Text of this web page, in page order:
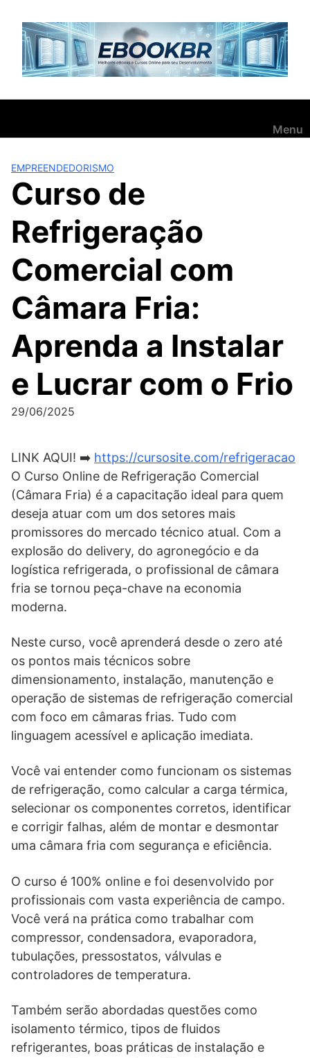
para
conteúdo
Menu
EMPREENDEDORISMO
Curso de
Refrigeração
Comercial com
Câmara Fria:
Aprenda a Instalar
e Lucrar com o Frio
29/06/2025
LINK AQUI! ➡️ https://cursosite.com/refrigeracao
O Curso Online de Refrigeração Comercial
(Câmara Fria) é a capacitação ideal para quem
deseja atuar com um dos setores mais
promissores do mercado técnico atual. Com a
explosão do delivery, do agronegócio e da
logística refrigerada, o profissional de câmara
fria se tornou peça-chave na economia
moderna.
Neste curso, você aprenderá desde o zero até
os pontos mais técnicos sobre
dimensionamento, instalação, manutenção e
operação de sistemas de refrigeração comercial
com foco em câmaras frias. Tudo com
linguagem acessível e aplicação imediata.
Você vai entender como funcionam os sistemas
de refrigeração, como calcular a carga térmica,
selecionar os componentes corretos, identificar
e corrigir falhas, além de montar e desmontar
uma câmara fria com segurança e eficiência.
O curso é 100% online e foi desenvolvido por
profissionais com vasta experiência de campo.
Você verá na prática como trabalhar com
compressor, condensadora, evaporadora,
tubulações, pressostatos, válvulas e
controladores de temperatura.
Também serão abordadas questões como
isolamento térmico, tipos de fluidos
refrigerantes, boas práticas de instalação e